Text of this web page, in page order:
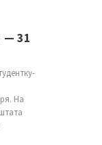
— 31
На